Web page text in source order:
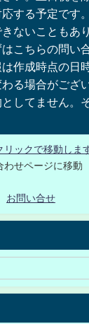
する予定です
ないこともあ
こちらの問い
作成時点の日
る場合がござ
してません。
ックで移動しま
わせページに移動
お問い合せ